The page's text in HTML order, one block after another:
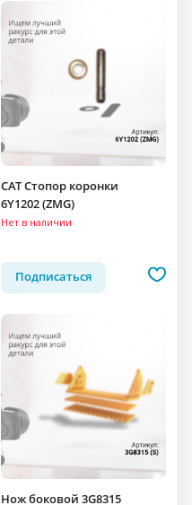
CAT Стопор коронки
6Y1202 (ZMG)
Нет в наличии
Подписаться
Нож боковой 3G8315